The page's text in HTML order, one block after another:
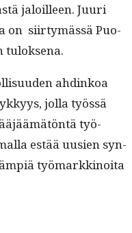
jaloilleen. Juuri
on siir­tymässä Puo­
tuloksena.
ahdinkoa
jol­la työssä
työ­
estää uusien syn­
työ­markki­noi­ta